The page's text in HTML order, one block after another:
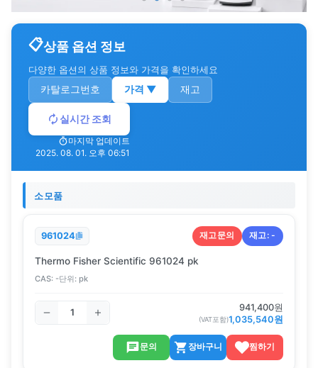
상품 옵션 정보
다양한 옵션의 상품 정보와 가격을 확인하세요
카탈로그번호 가격 ▼ 재고
실시간 조회
마지막 업데이트
2025. 08. 01. 오후 06:51
소모품
961024 재고문의 재고:-
Thermo Fisher Scientific 961024 pk
CAS: -단위: pk
941,400원
(VAT포함)1,035,540원
문의 장바구니 찜하기